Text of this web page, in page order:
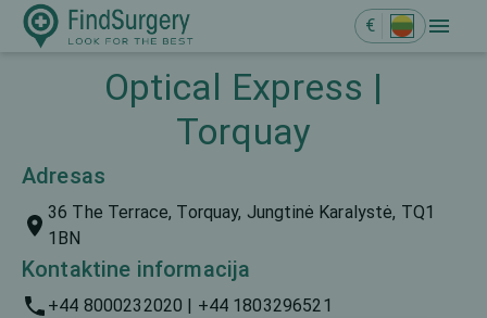
€
Optical Express |
Torquay
Adresas
36 The Terrace, Torquay, Jungtinė Karalystė, TQ1
1BN
Kontaktine informacija
+44 8000232020 | +44 1803296521